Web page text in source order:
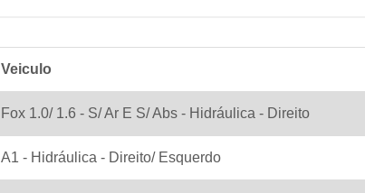
Veiculo
Fox 1.0/ 1.6 - S/ Ar E S/ Abs - Hidráulica - Direito
A1 - Hidráulica - Direito/ Esquerdo